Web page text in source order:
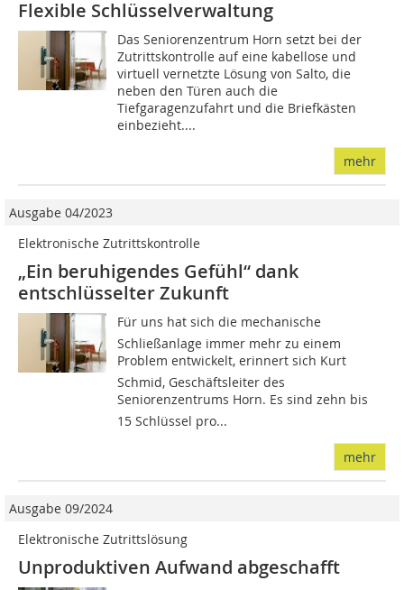
Flexible Schlüsselverwaltung
Das Seniorenzentrum Horn setzt bei der
Zutrittskontrolle auf eine kabellose und
virtuell vernetzte Lösung von Salto, die
neben den Türen auch die
Tiefgaragenzufahrt und die Briefkästen
einbezieht....
mehr
Ausgabe 04/2023
Elektronische Zutrittskontrolle
„Ein beruhigendes Gefühl“ dank
entschlüsselter Zukunft
Für uns hat sich die mechanische
Schließanlage immer mehr zu einem
Problem entwickelt, erinnert sich Kurt
Schmid, Geschäftsleiter des
Seniorenzentrums Horn. Es sind zehn bis
15 Schlüssel pro...
mehr
Ausgabe 09/2024
Elektronische Zutrittslösung
Unproduktiven Aufwand abgeschafft